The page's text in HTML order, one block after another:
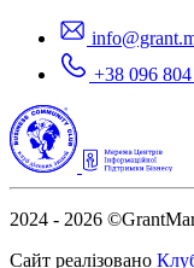
+38 096
2024 - 2026
Сайт реалізовано